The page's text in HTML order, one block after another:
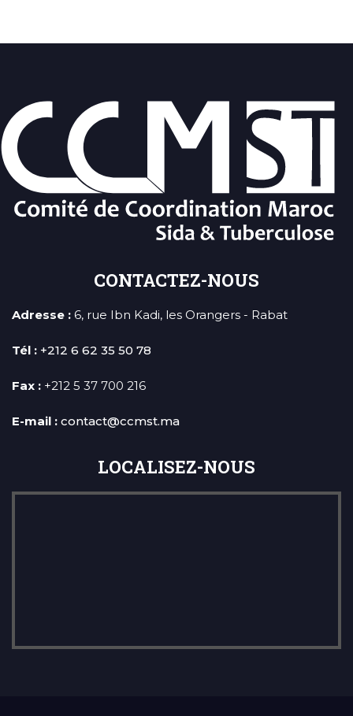
CONTACTEZ-NOUS
Adresse : 6, rue Ibn Kadi, les Orangers - Rabat
Tél : +212 6 62 35 50 78
Fax : +212 5 37 700 216
E-mail : contact@ccmst.ma
LOCALISEZ-NOUS